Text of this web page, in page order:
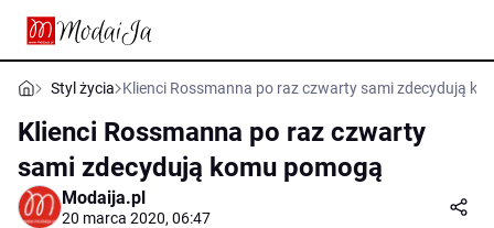
Styl życia Klienci Rossmanna po raz czwarty sami zdecydują
Klienci Rossmanna po raz czwarty
sami zdecydują komu pomogą
Modaija.pl
20 marca 2020, 06:47